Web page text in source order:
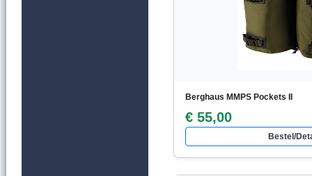
Berghaus MMPS Pockets II
€ 55,00
Bestel/